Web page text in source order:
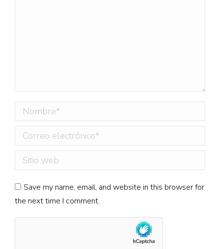
Nombre *
Correo electrónico *
Sitio web
Save my name, email, and website in this browser for
the next time I comment.